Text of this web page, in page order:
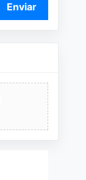
Enviar